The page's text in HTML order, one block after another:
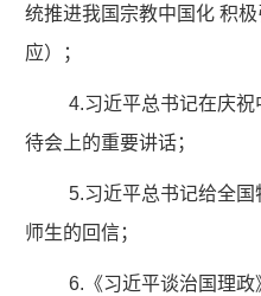
统推进我国宗教中国化 积
应）；
4.习近平总书记在庆
待会上的重要讲话；
5.习近平总书记给全
师生的回信；
6.《习近平谈治国理政